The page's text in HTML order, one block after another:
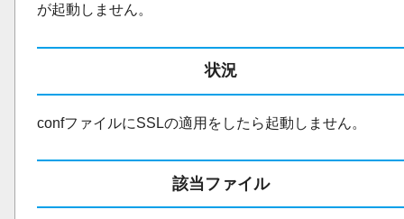
が起動しません。
状況
confファイルにSSLの適用をしたら起動しません。
該当ファイル